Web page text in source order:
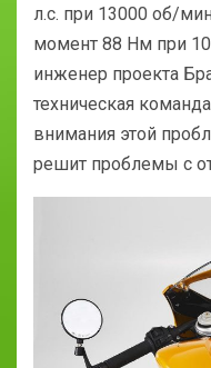
л.с. при 13000 об/
момент 88 Нм при
инженер проекта
техническая
внимания этой
решит проблемы с